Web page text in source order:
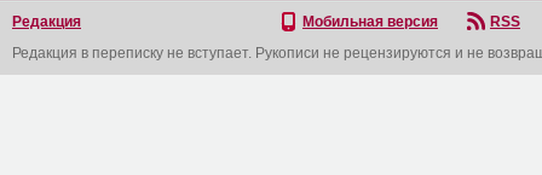
Редакция Мобильная версия
RSS
Редакция в переписку не вступает. Рукописи не рецензируются и не